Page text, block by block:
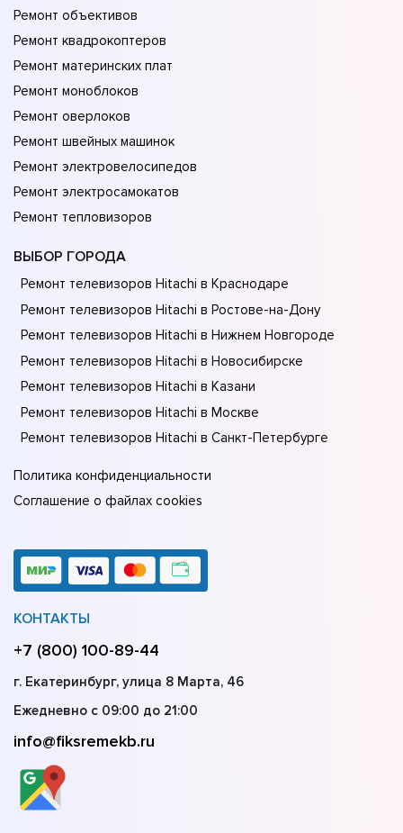
Ремонт объективов
Ремонт квадрокоптеров
Ремонт материнских плат
Ремонт моноблоков
Ремонт оверлоков
Ремонт швейных машинок
Ремонт электровелосипедов
Ремонт электросамокатов
Ремонт тепловизоров
ВЫБОР ГОРОДА
Ремонт телевизоров Hitachi в Краснодаре
Ремонт телевизоров Hitachi в Ростове-на-Донy
Ремонт телевизоров Hitachi в Нижнем Новгороде
Ремонт телевизоров Hitachi в Новосибирске
Ремонт телевизоров Hitachi в Казани
Ремонт телевизоров Hitachi в Москве
Ремонт телевизоров Hitachi в Санкт-Петербурге
Политика конфиденциальности
Соглашение о файлах cookies
КОНТАКТЫ
+7 (800) 100-89-44
г. Екатеринбург, улица 8 Марта, 46
Ежедневно с 09:00 до 21:00
info@fiksremekb.ru